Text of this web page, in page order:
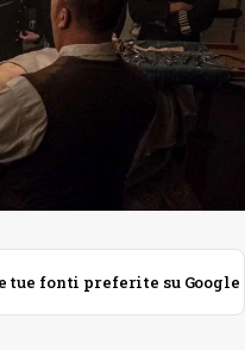
fonti preferite su Google